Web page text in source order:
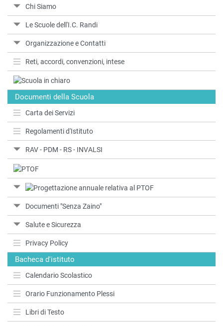
Chi Siamo
Le Scuole dell'I.C. Randi
Organizzazione e Contatti
Reti, accordi, convenzioni, intese
Documenti della Scuola
Carta dei Servizi
Regolamenti d'Istituto
RAV - PDM - RS - INVALSI
Documenti "Senza Zaino"
Salute e Sicurezza
Privacy Policy
Bacheca d'istituto
Calendario Scolastico
Orario Funzionamento Plessi
Libri di Testo